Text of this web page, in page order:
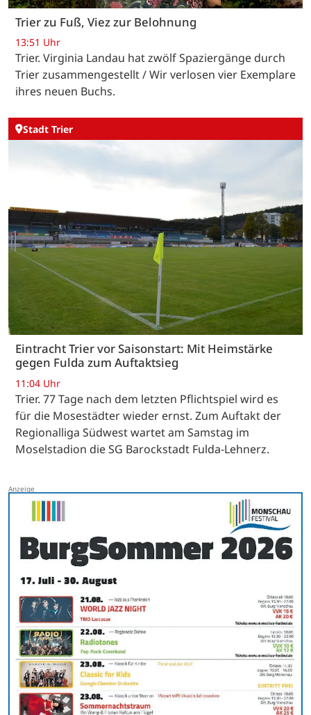
Trier zu Fuß, Viez zur Belohnung
13:51 Uhr
Trier. Virginia Landau hat zwölf Spaziergänge durch
Trier zusammengestellt / Wir verlosen vier Exemplare
ihres neuen Buchs.
Stadt Trier
Eintracht Trier vor Saisonstart: Mit Heimstärke
gegen Fulda zum Auftaktsieg
11:04 Uhr
Trier. 77 Tage nach dem letzten Pflichtspiel wird es
für die Mosestädter wieder ernst. Zum Auftakt der
Regionalliga Südwest wartet am Samstag im
Moselstadion die SG Barockstadt Fulda-Lehnerz.